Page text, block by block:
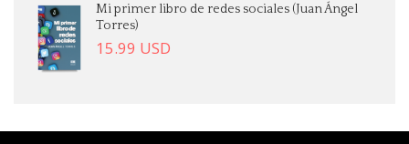
Mi primer libro de redes sociales (Juan Ángel
Torres)
15.99 USD